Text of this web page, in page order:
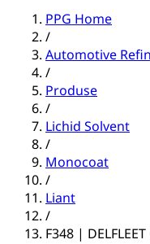
PPG Home
/
Automotive
/
Produse
/
Lichid Solvent
/
Monocoat
/
Liant
/
F348 |